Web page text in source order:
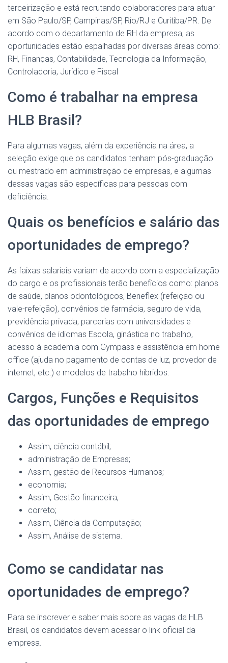
terceirização e está recrutando colaboradores para atuar
em São Paulo/SP, Campinas/SP, Rio/RJ e Curitiba/PR. De
acordo com o departamento de RH da empresa, as
oportunidades estão espalhadas por diversas áreas como:
RH, Finanças, Contabilidade, Tecnologia da Informação,
Controladoria, Jurídico e Fiscal
Como é trabalhar na empresa
HLB Brasil?
Para algumas vagas, além da experiência na área, a
seleção exige que os candidatos tenham pós-graduação
ou mestrado em administração de empresas, e algumas
dessas vagas são específicas para pessoas com
deficiência.
Quais os benefícios e salário das
oportunidades de emprego?
As faixas salariais variam de acordo com a especialização
do cargo e os profissionais terão benefícios como: planos
de saúde, planos odontológicos, Beneflex (refeição ou
vale-refeição), convênios de farmácia, seguro de vida,
previdência privada, parcerias com universidades e
convênios de idiomas Escola, ginástica no trabalho,
acesso à academia com Gympass e assistência em home
office (ajuda no pagamento de contas de luz, provedor de
internet, etc.) e modelos de trabalho híbridos.
Cargos, Funções e Requisitos
das oportunidades de emprego
Assim, ciência contábil;
administração de Empresas;
Assim, gestão de Recursos Humanos;
economia;
Assim, Gestão financeira;
correto;
Assim, Ciência da Computação;
Assim, Análise de sistema.
Como se candidatar nas
oportunidades de emprego?
Para se inscrever e saber mais sobre as vagas da HLB
Brasil, os candidatos devem acessar o link oficial da
empresa.